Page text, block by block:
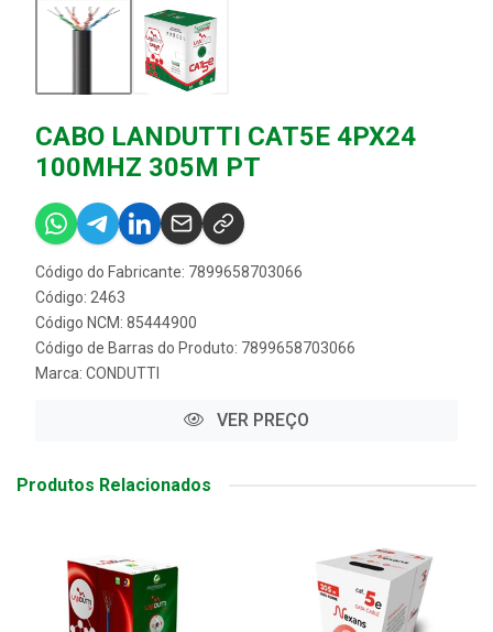
CABO LANDUTTI CAT5E 4PX24
100MHZ 305M PT
Código do Fabricante: 7899658703066
Código: 2463
Código NCM: 85444900
Código de Barras do Produto: 7899658703066
Marca: CONDUTTI
VER PREÇO
Produtos Relacionados